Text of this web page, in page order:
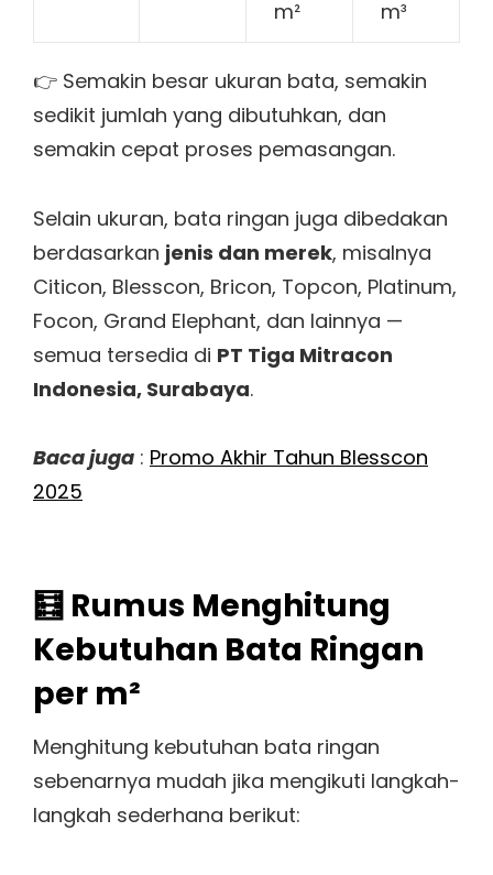
m² m³
👉 Semakin besar ukuran bata, semakin
sedikit jumlah yang dibutuhkan, dan
semakin cepat proses pemasangan.
Selain ukuran, bata ringan juga dibedakan
berdasarkan jenis dan merek, misalnya
Citicon, Blesscon, Bricon, Topcon, Platinum,
Focon, Grand Elephant, dan lainnya —
semua tersedia di PT Tiga Mitracon
Indonesia, Surabaya.
Baca juga : Promo Akhir Tahun Blesscon
2025
🧮 Rumus Menghitung
Kebutuhan Bata Ringan
per m²
Menghitung kebutuhan bata ringan
sebenarnya mudah jika mengikuti langkah-
langkah sederhana berikut: